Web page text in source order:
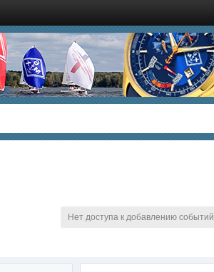
Нет доступа к добавлению событий